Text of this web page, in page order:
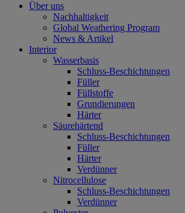
Über uns
Nachhaltigkeit
Global Weathering Program
News & Artikel
Interior
Wasserbasis
Schluss-Beschichtungen
Füller
Füllstoffe
Grundierungen
Härter
Säurehärtend
Schluss-Beschichtungen
Füller
Härter
Verdünner
Nitrocellulose
Schluss-Beschichtungen
Verdünner